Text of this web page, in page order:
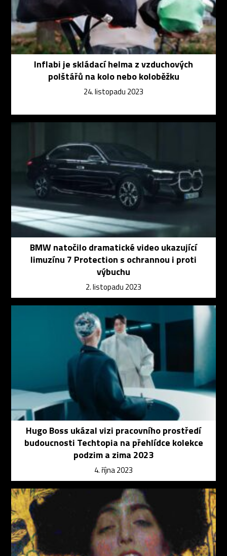
Inflabi je skládací helma z vzduchových
polštářů na kolo nebo koloběžku
24. listopadu 2023
BMW natočilo dramatické video ukazující
limuzínu 7 Protection s ochrannou i proti
výbuchu
2. listopadu 2023
Hugo Boss ukázal vizi pracovního prostředí
budoucnosti Techtopia na přehlídce kolekce
podzim a zima 2023
4. října 2023